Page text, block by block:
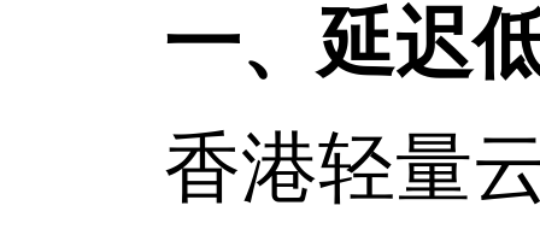
一、延迟
香港轻量云